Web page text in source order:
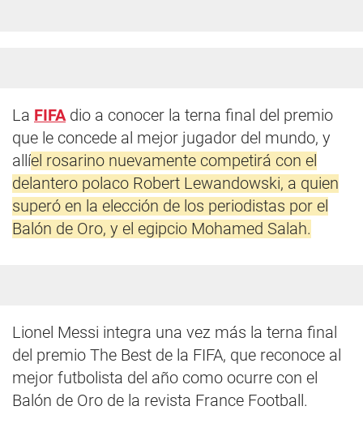
La FIFAdio a conocer la terna final del premio
que le concede al mejor jugador del mundo, y
allíel rosarino nuevamente competirá con el
delantero polaco Robert Lewandowski, a quien
superó en la elección de los periodistas por el
Balón de Oro, y el egipcio Mohamed Salah.
Lionel Messi integra una vez más la terna final
del premio The Best de la FIFA, que reconoce al
mejor futbolista del año como ocurre con el
Balón de Oro de la revista France Football.